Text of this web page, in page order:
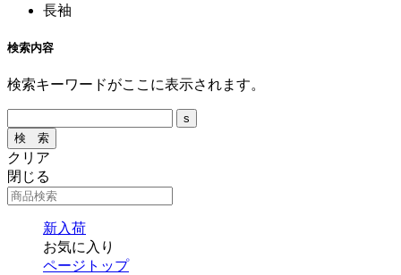
長袖
検索内容
検索キーワードがここに表示されます。
クリア
閉じる
新入荷
お気に入り
ページトップ